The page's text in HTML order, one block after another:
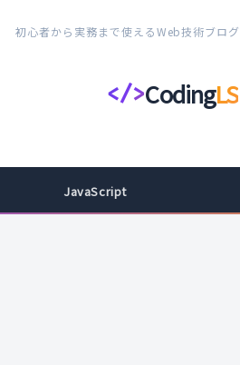
初心者から実務まで使えるWeb技術ブロ
</>CodingLS
コ
ィ
JavaScript